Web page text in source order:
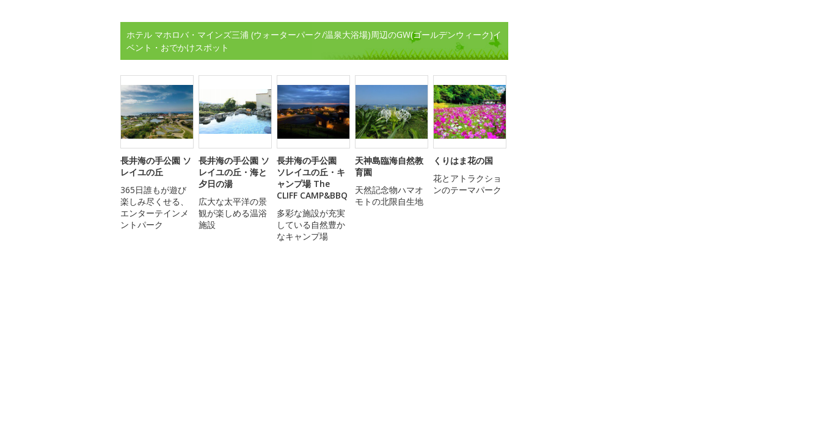
ホテル マホロバ・マインズ三浦 (ウォーターパーク/温泉大浴場)周辺のGW(ゴールデンウィーク)イ
ベント・おでかけスポット
長井海の手公園 ソ
レイユの丘
365日誰もが遊び
楽しみ尽くせる、
エンターテインメ
ントパーク
長井海の手公園 ソ
レイユの丘・海と
夕日の湯
広大な太平洋の景
観が楽しめる温浴
施設
長井海の手公園
ソレイユの丘・キ
ャンプ場 The
CLIFF CAMP&BBQ
多彩な施設が充実
している自然豊か
なキャンプ場
天神島臨海自然教
育園
天然記念物ハマオ
モトの北限自生地
くりはま花の国
花とアトラクショ
ンのテーマパーク